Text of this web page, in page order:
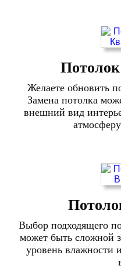
Желаете обновить
Замена потолка
внешний вид
Выбор подходящего
может быть сложной
уровень влажности